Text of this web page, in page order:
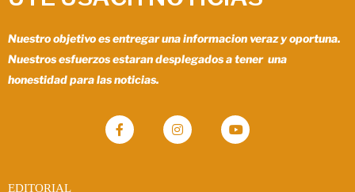
Nuestro objetivo es entregar una informacion veraz y oportuna.
Nuestros esfuerzos estaran desplegados a tener una
honestidad para las noticias.
EDITORIAL